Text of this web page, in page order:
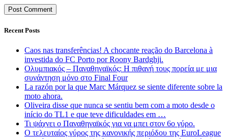
Recent Posts
Caos nas transferências! A chocante reação do Barcelona à
investida do FC Porto por Roony Bardghji.
Ολυμπιακός – Παναθηναϊκός: Η πιθανή τους πορεία με μια
συνάντηση μόνο στο Final Four
La razón por la que Marc Márquez se siente diferente sobre la
moto ahora.
Oliveira disse que nunca se sentiu bem com a moto desde o
início do TL1 e que teve dificuldades em …
Τι ψάχνει ο Παναθηναϊκός για να μπει στον 6ο γύρο.
Ο τελευταίος γύρος της κανονικής περιόδου της EuroLeague